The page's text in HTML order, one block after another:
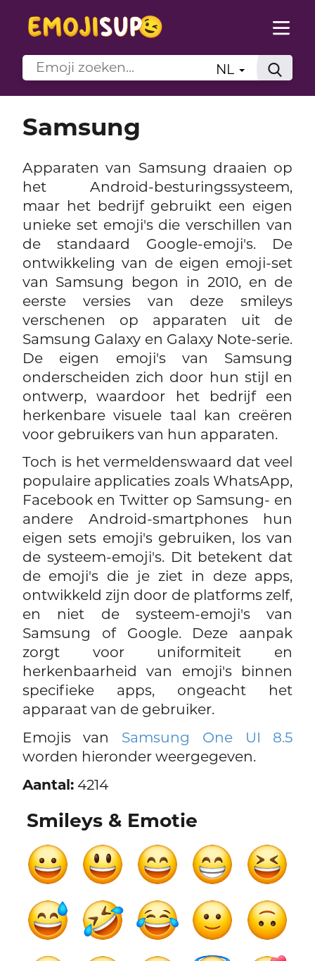
NL
Samsung
Apparaten van Samsung draaien op
het Android-besturingssysteem,
maar het bedrijf gebruikt een eigen
unieke set emoji's die verschillen van
de standaard Google-emoji's. De
ontwikkeling van de eigen emoji-set
van Samsung begon in 2010, en de
eerste versies van deze smileys
verschenen op apparaten uit de
Samsung Galaxy en Galaxy Note-serie.
De eigen emoji's van Samsung
onderscheiden zich door hun stijl en
ontwerp, waardoor het bedrijf een
herkenbare visuele taal kan creëren
voor gebruikers van hun apparaten.
Toch is het vermeldenswaard dat veel
populaire applicaties zoals WhatsApp,
Facebook en Twitter op Samsung- en
andere Android-smartphones hun
eigen sets emoji's gebruiken, los van
de systeem-emoji's. Dit betekent dat
de emoji's die je ziet in deze apps,
ontwikkeld zijn door de platforms zelf,
en niet de systeem-emoji's van
Samsung of Google. Deze aanpak
zorgt voor uniformiteit en
herkenbaarheid van emoji's binnen
specifieke apps, ongeacht het
apparaat van de gebruiker.
Emojis van Samsung One UI 8.5
worden hieronder weergegeven.
Aantal:4214
Smileys & Emotie